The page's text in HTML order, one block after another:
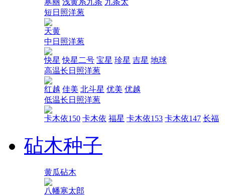
寒丽 浅黄系九条 九条太
短日照洋葱
天黄
中日照洋葱
快星 快星二号 宝星 珍星 吉星 地球
高温长日照洋葱
红越 佳美 北斗星 优美 优越
低温长日照洋葱
卡木依150 卡木依 福星 卡木依153 卡木依147 长福
砧木种子
黄瓜砧木
八幡寒太郎